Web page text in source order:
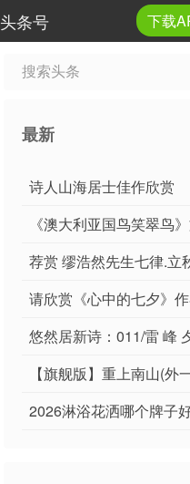
头条号 下载
最新
诗人山海居士佳作欣赏
【旗舰版】重上南山(外